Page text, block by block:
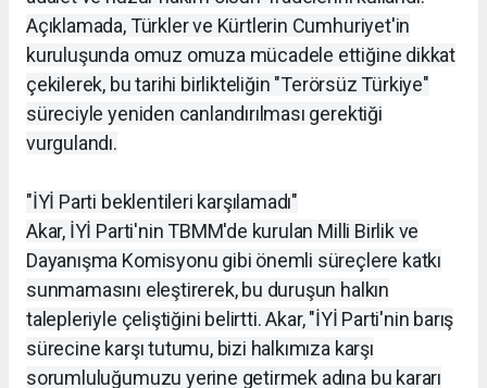
Açıklamada, Türkler ve Kürtlerin Cumhuriyet'in
kuruluşunda omuz omuza mücadele ettiğine dikkat
çekilerek, bu tarihi birlikteliğin "Terörsüz Türkiye"
süreciyle yeniden canlandırılması gerektiği
vurgulandı.
"İYİ Parti beklentileri karşılamadı"
Akar, İYİ Parti'nin TBMM'de kurulan Milli Birlik ve
Dayanışma Komisyonu gibi önemli süreçlere katkı
sunmamasını eleştirerek, bu duruşun halkın
talepleriyle çeliştiğini belirtti. Akar, "İYİ Parti'nin barış
sürecine karşı tutumu, bizi halkımıza karşı
sorumluluğumuzu yerine getirmek adına bu kararı